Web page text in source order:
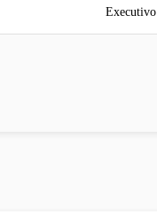
Executivo